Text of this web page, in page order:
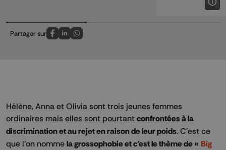
Partager sur
Partagez sur FaceBook
Partagez sur LinkedIn
Partagez sur Whatsapp
Hélène, Anna et Olivia sont trois jeunes femmes
ordinaires mais elles sont pourtant confrontées à la
discrimination et au rejet en raison de leur poids. C’est ce
que l’on nomme la grossophobie et c’est le thème de « Big